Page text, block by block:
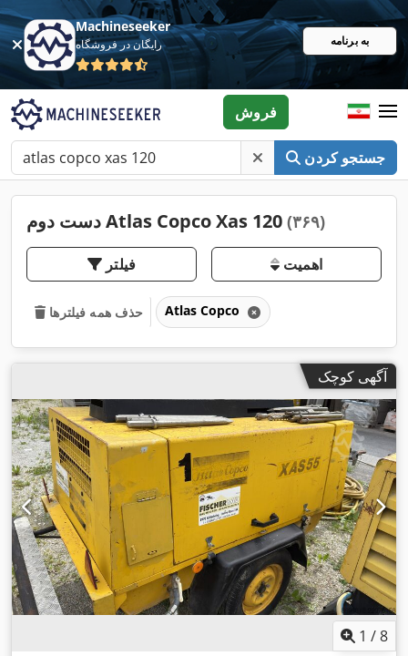
Machineseeker
رایگان در فروشگاه به برنامه
جستجو کردن
فروش
دست دوم Atlas Copco Xas 120 (۳۶۹)
فیلتر اهمیت
حذف همه فیلترها Atlas Copco
آگهی کوچک
1 /8